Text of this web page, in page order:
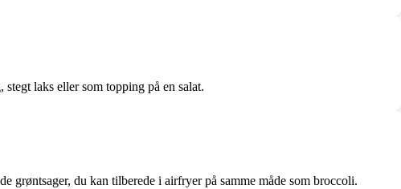
laks eller som topping på en salat.
grøntsager, du kan tilberede i airfryer på samme måde som broccoli.